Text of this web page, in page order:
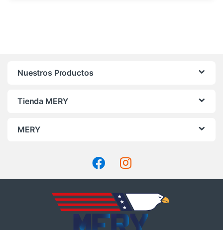
Nuestros Productos
Tienda MERY
MERY